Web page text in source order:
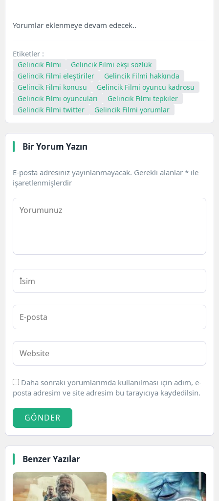
Yorumlar eklenmeye devam edecek..
Etiketler :
Gelincik Filmi
Gelincik Filmi ekşi sözlük
Gelincik Filmi eleştiriler
Gelincik Filmi hakkında
Gelincik Filmi konusu
Gelincik Filmi oyuncu kadrosu
Gelincik Filmi oyuncuları
Gelincik Filmi tepkiler
Gelincik Filmi twitter
Gelincik Filmi yorumlar
Bir Yorum Yazın
E-posta adresiniz yayınlanmayacak. Gerekli alanlar * ile
işaretlenmişlerdir
Daha sonraki yorumlarımda kullanılması için adım, e-
posta adresim ve site adresim bu tarayıcıya kaydedilsin.
GÖNDER
Benzer Yazılar